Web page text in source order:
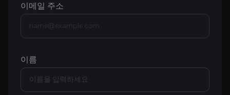
이메일 주소
이름